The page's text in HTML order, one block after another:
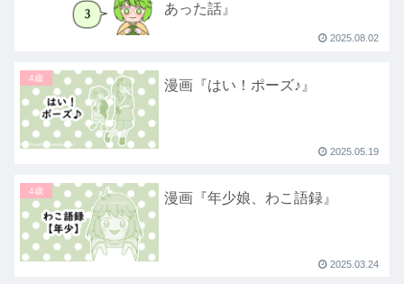
あった話』
2025.08.02
4歳 漫画『はい！ポーズ♪』
2025.05.19
4歳 漫画『年少娘、わこ語録』
2025.03.24